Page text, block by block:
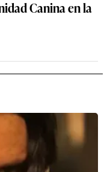
Canina en la